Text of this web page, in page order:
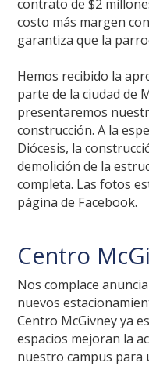
contrato de $2
costo más margen
garantiza que la
Hemos recibido la
parte de la ciudad de
presentaremos
construcción. A la
Diócesis, la
demolición de la
completa. Las fotos
página de Facebook.
Centro
Nos complace
nuevos
Centro McGivney ya
espacios mejoran la
nuestro campus para